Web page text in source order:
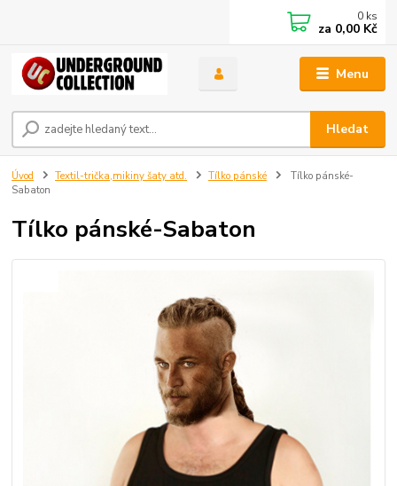
Menu
Hledat
0 ks
za 0,00 Kč
Úvod Textil-trička,mikiny šaty atd. Tílko pánské
Tílko pánské-
Sabaton
Tílko pánské-Sabaton